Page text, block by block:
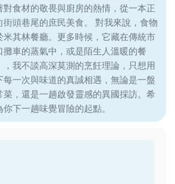
食材的敬畏與廚房的熱情，從一本正
頭巷尾的庶民美食。 對我來說，食物
米其林餐廳。更多時候，它藏在傳統市
車的蒸氣中，或是陌生人溫暖的餐
我不談高深莫測的烹飪理論，只想用
一次與味道的真誠相遇，無論是一盤
，還是一趟啟發靈感的異國採訪。希
下一趟味覺冒險的起點。